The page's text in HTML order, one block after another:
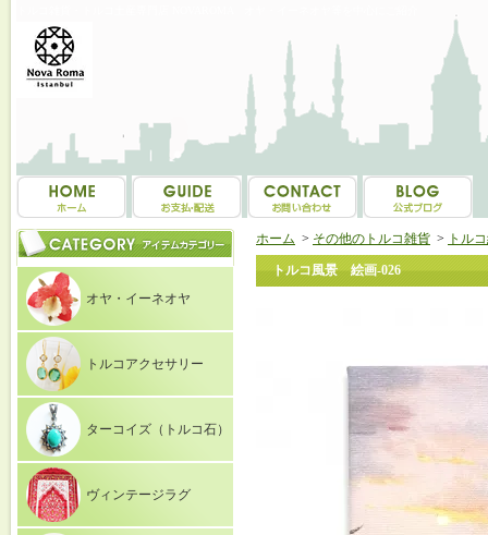
オヤ・イーネオヤ
トルコアクセサリー
ターコイズ（トルコ石）
ヴィンテージラグ
ホーム > その他のトルコ雑貨 > トル
トルコ風景 絵画-026